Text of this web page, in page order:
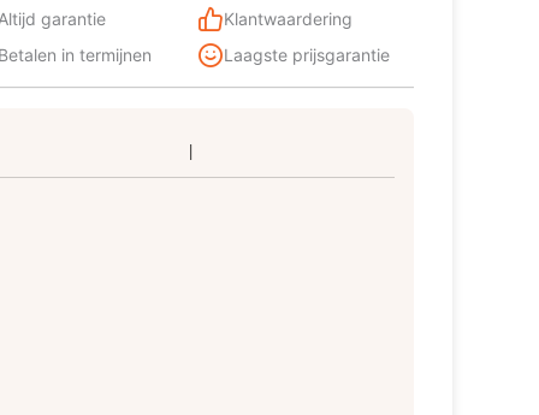
Altijd garantie
Klantwaardering
Betalen in termijnen
Laagste prijsgarantie